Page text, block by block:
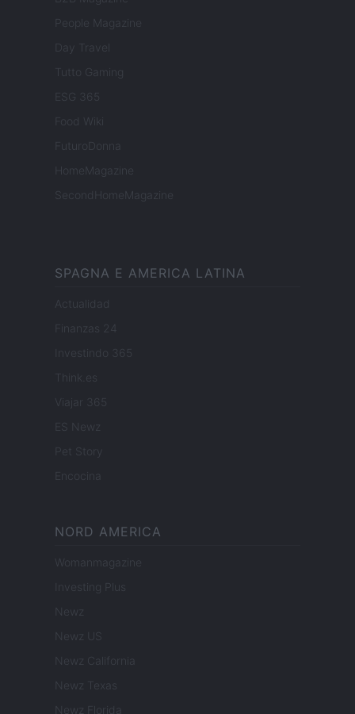
People Magazine
Day Travel
Tutto Gaming
ESG 365
Food Wiki
FuturoDonna
HomeMagazine
SecondHomeMagazine
SPAGNA E AMERICA LATINA
Actualidad
Finanzas 24
Investindo 365
Think.es
Viajar 365
ES Newz
Pet Story
Encocina
NORD AMERICA
Womanmagazine
Investing Plus
Newz
Newz US
Newz California
Newz Texas
Newz Florida